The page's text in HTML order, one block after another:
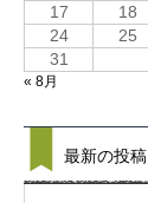
17 18
24
25
31
« 8月
最新の投稿